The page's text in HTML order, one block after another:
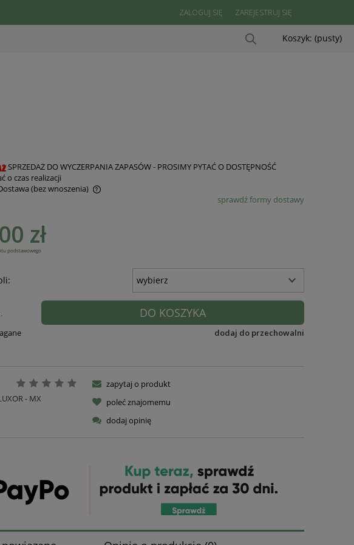
ZAREJESTRUJ SIĘ
ZALOGUJ SIĘ
Koszyk: (pusty)
SPRZEDAŻ DO WYCZERPANIA ZAPASÓW - PROSIMY PYTAĆ O DOSTĘPNOŚĆ
o czas realizacji
(bez wnoszenia)
sprawdź formy dostawy
zł
podstawowego
DO KOSZYKA
dodaj do przechowalni
- MX
zapytaj o produkt
poleć znajomemu
dodaj opinię